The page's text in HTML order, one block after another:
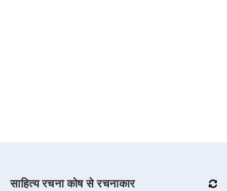
साहित्य रचना कोष से रचनाकार